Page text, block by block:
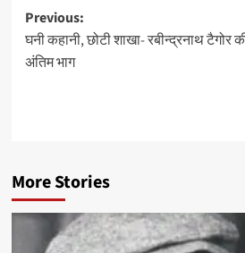
Post
navigation
Previous:
घनी कहानी, छोटी शाखा- रबीन्द्रनाथ टैगोर
अंतिम भाग
More Stories